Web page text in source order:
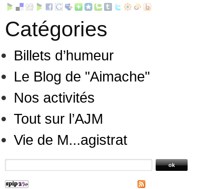
Catégories
Billets d’humeur
Le Blog de "Aimache"
Nos activités
Tout sur l’AJM
Vie de M...agistrat